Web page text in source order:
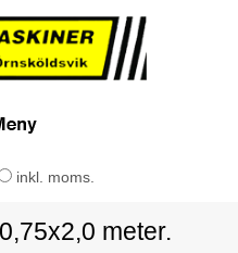
inkl. moms.
meter.